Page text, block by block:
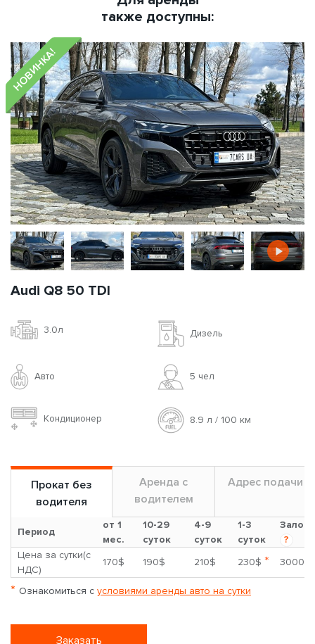
также доступны:
НОВИНКА!
Audi Q8 50 TDI
3.0л Дизель
Авто 5 чел
Кондиционер 8.9 л / 100 км
Прокат без
водителя
Аренда с
водителем
Адрес подачи
Период
от 1
мес.
10-29
суток
4-9
суток
1-3
суток
Залог
?
Цена за сутки(с
НДС)
170$ 190$ 210$ 230$ * 3000$
* Ознакомиться с условиями аренды авто на сутки
Заказать